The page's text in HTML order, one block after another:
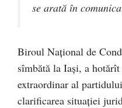
se arată în
Biroul Naţional de
sîmbătă la Iaşi, a
extraordinar al
clarificarea situației